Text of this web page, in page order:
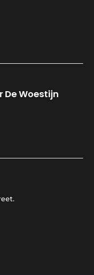
De Woestijn